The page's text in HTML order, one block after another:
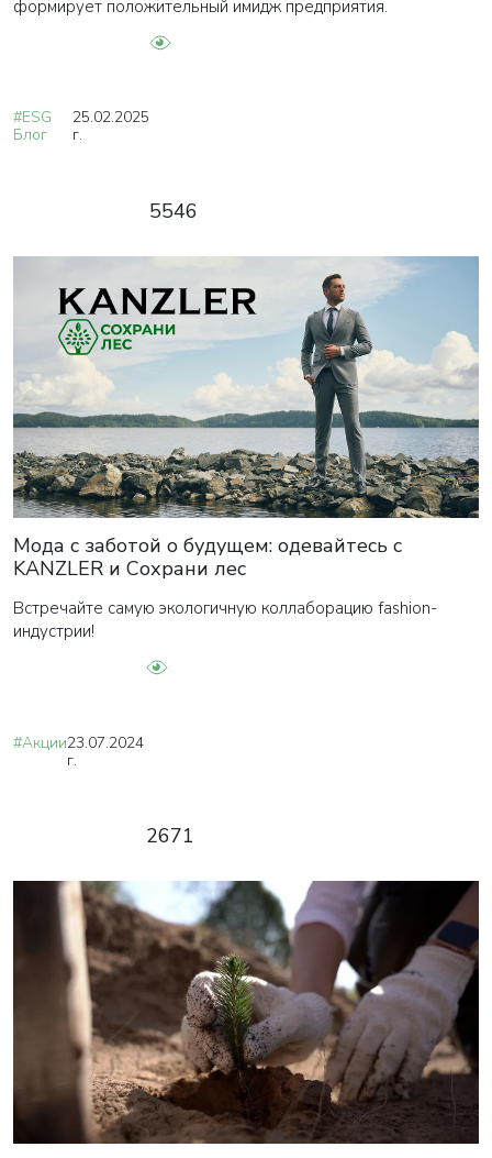
формирует положительный имидж предприятия.
#ESG
Блог
25.02.2025
г.
5546
Мода с заботой о будущем: одевайтесь с
KANZLER и Сохрани лес
Встречайте самую экологичную коллаборацию fashion-
индустрии!
#Акции23.07.2024
г.
2671
Закрыть